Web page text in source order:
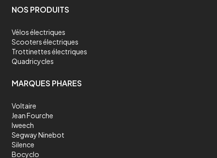
NOS PRODUITS
Vélos électriques
Scooters électriques
Trottinettes électriques
Quadricycles
MARQUES PHARES
Voltaire
Jean Fourche
Iweech
Segway Ninebot
Silence
Bocyclo